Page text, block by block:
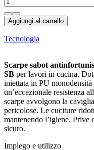
Aggiungi al carrello
Tecnologia
Scarpe sabot
SB per lavori in cucina.
iniettata in PU
un’eccezionale resistenza
scarpe avvolgono la
pericolose. Le cuciture
mantenendo l’igiene.
sicuro.
Impiego e utilizzo